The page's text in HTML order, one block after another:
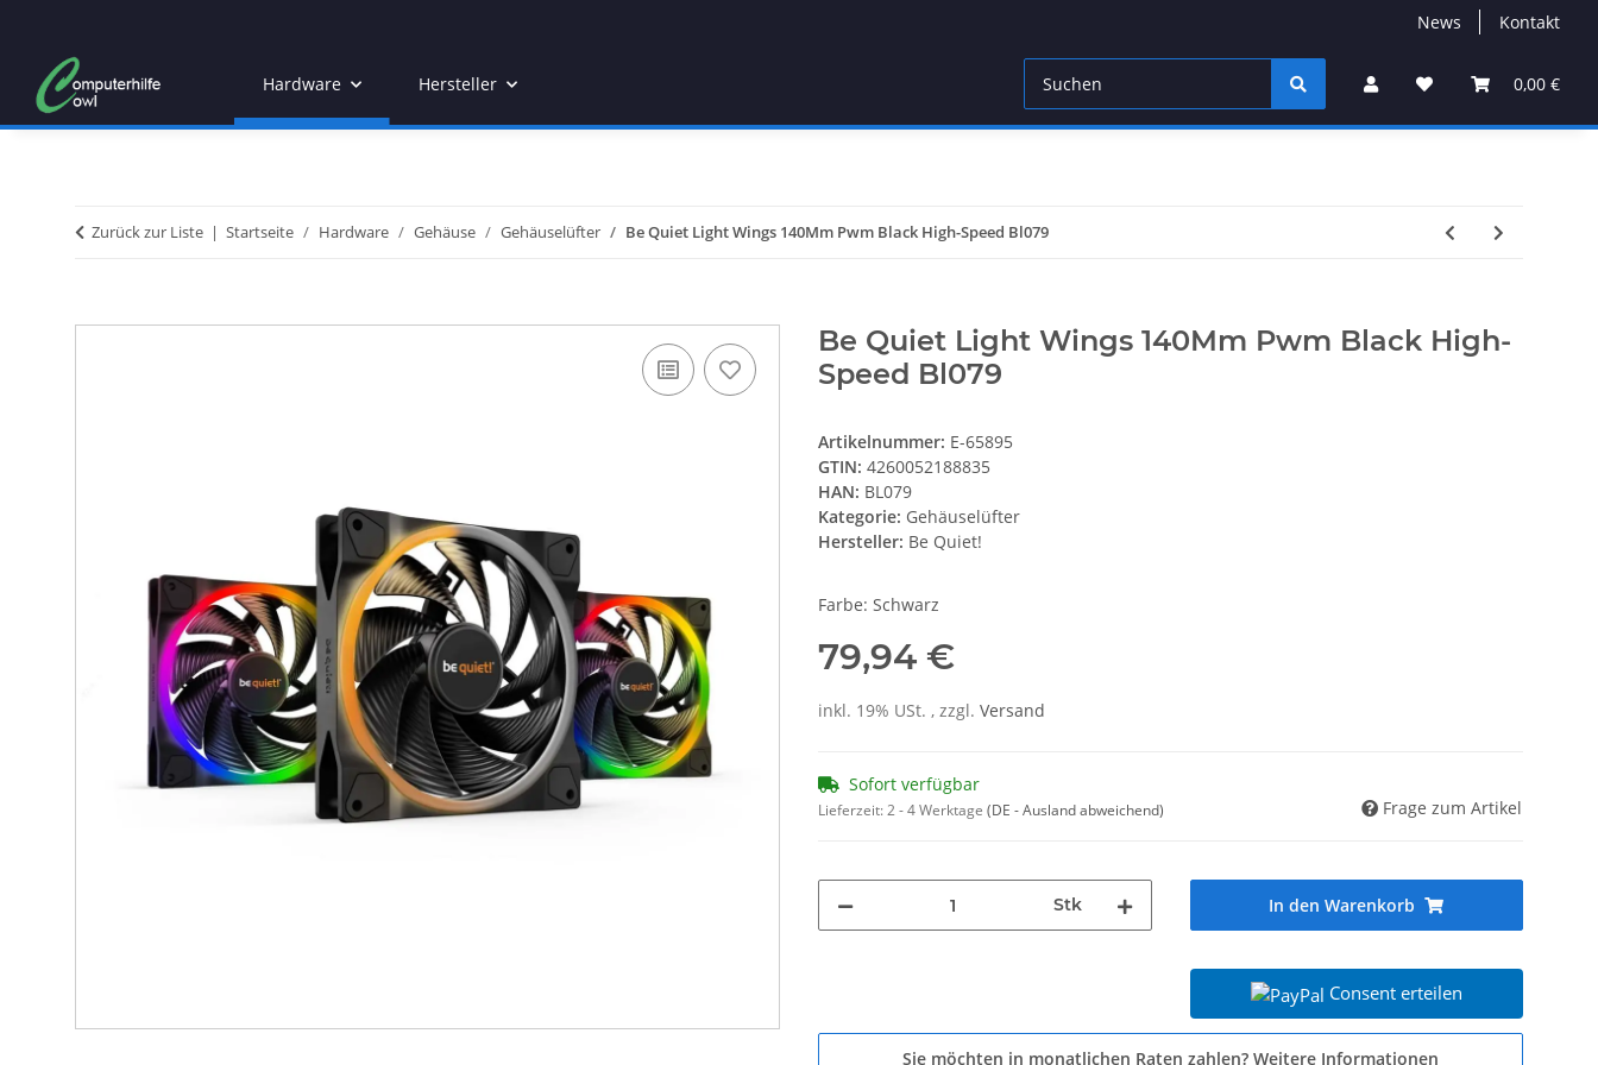
News Kontakt
0,00 €
Hardware Hersteller
Zurück zur Liste Startseite Hardware Gehäuse Gehäuselüfter Be Quiet Light Wings 140Mm Pwm Black High-Speed Bl079
Be Quiet Light Wings 140Mm Pwm Black High-
Speed Bl079
Artikelnummer: E-65895
GTIN: 4260052188835
HAN: BL079
Kategorie: Gehäuselüfter
Hersteller: Be Quiet!
Farbe: Schwarz
79,94 €
inkl. 19% USt. , zzgl. Versand
Sofort verfügbar
Lieferzeit:2 - 4 Werktage (DE - Ausland abweichend) Frage zum Artikel
Stk In den Warenkorb
Consent erteilen
Sie möchten in monatlichen Raten zahlen? Weitere Informationen